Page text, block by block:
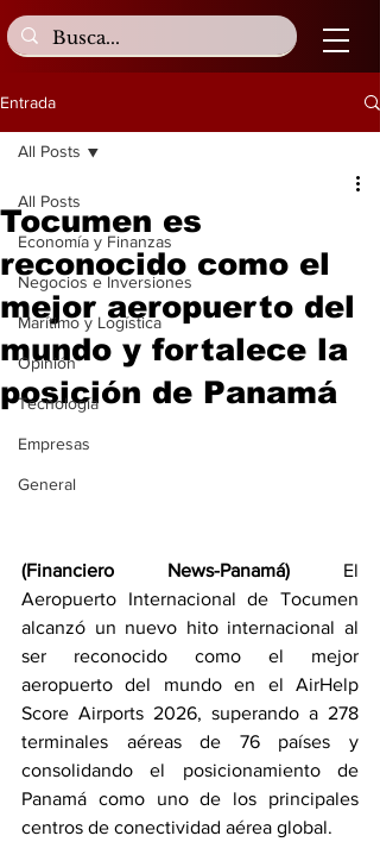
Entrada
All Posts
Economía y Finanzas
Negocios e Inversiones
Marítimo y Logística
Opinión
Tecnología
Empresas
General
All Posts
Tocumen es
reconocido como el
mejor aeropuerto del
mundo y fortalece la
posición de Panamá
(Financiero News-Panamá) El
Aeropuerto Internacional de Tocumen
alcanzó un nuevo hito internacional al
ser reconocido como el mejor
aeropuerto del mundo en el AirHelp
Score Airports 2026, superando a 278
terminales aéreas de 76 países y
consolidando el posicionamiento de
Panamá como uno de los principales
centros de conectividad aérea global.